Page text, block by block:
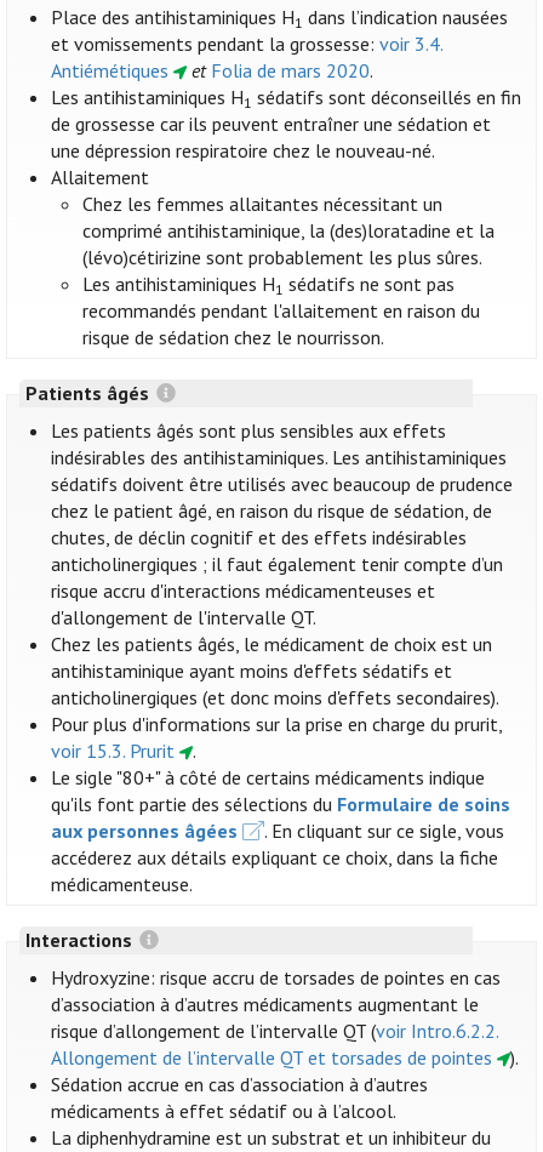
Place des antihistaminiques H1 dans l’indication nausées
et vomissements pendant la grossesse:voir 3.4.
Antiémétiques
et Folia de mars 2020.
Les antihistaminiques H1 sédatifs sont déconseillés en fin
de grossesse car ils peuvent entraîner une sédation et
une dépression respiratoire chez le nouveau-né.
Allaitement
Chez les femmes allaitantes nécessitant un
comprimé antihistaminique, la (des)loratadine et la
(lévo)cétirizine sont probablement les plus sûres.
Les antihistaminiques H1 sédatifs ne sont pas
recommandés pendant l'allaitement en raison du
risque de sédation chez le nourrisson.
Patients âgés
Les patients âgés sont plus sensibles aux effets
indésirables des antihistaminiques. Les antihistaminiques
sédatifs doivent être utilisés avec beaucoup de prudence
chez le patient âgé, en raison du risque de sédation, de
chutes, de déclin cognitif et des effets indésirables
anticholinergiques ; il faut également tenir compte d’un
risque accru d'interactions médicamenteuses et
d'allongement de l'intervalle QT.
Chez les patients âgés, le médicament de choix est un
antihistaminique ayant moins d'effets sédatifs et
anticholinergiques (et donc moins d'effets secondaires).
Pour plus d'informations sur la prise en charge du prurit,
voir 15.3. Prurit
.
Le sigle "80+" à côté de certains médicaments indique
qu'ils font partie des sélections du Formulaire de soins
aux personnes âgées
. En cliquant sur ce sigle, vous
accéderez aux détails expliquant ce choix, dans la fiche
médicamenteuse.
Interactions
Hydroxyzine: risque accru de torsades de pointes en cas
d’association à d’autres médicaments augmentant le
risque d’allongement de l’intervalle QT (voir Intro.6.2.2.
Allongement de l’intervalle QT et torsades de pointes
).
Sédation accrue en cas d’association à d’autres
médicaments à effet sédatif ou à l’alcool.
La diphenhydramine est un substrat et un inhibiteur du